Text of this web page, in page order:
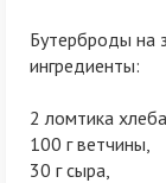
Бутерброды на
ингредиенты:
2 ломтика
100 г ветчины,
30 г сыра,